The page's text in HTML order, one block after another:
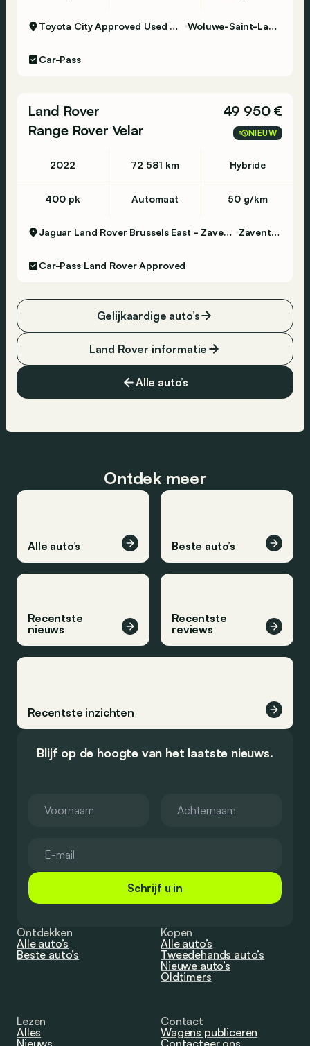
Toyota City Approved Used Woluwe Woluwe-Saint-Lambert
Car-Pass
Land Rover
Range Rover Velar
49 950 €
NIEUW
2022 72 581 km Hybride
400 pk Automaat 50 g/km
Jaguar Land Rover Brussels East - Zaventem Zaventem
Car-Pass Land Rover Approved
Alle auto’s
Land Rover informatie
Gelijkaardige auto’s
Ontdek meer
Alle auto’s Beste auto’s
Recentste
nieuws
Recentste
reviews
Recentste inzichten
Blijf op de hoogte van het laatste nieuws.
Schrijf u in
Ontdekken
Alle auto’s
Beste auto’s
Kopen
Alle auto’s
Tweedehands auto’s
Nieuwe auto’s
Oldtimers
Lezen
Alles
Nieuws
Contact
Wagens publiceren
Contacteer ons